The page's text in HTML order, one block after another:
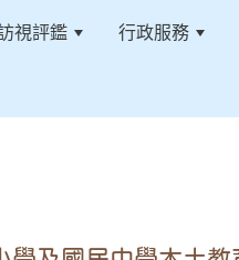
視評鑑 行政服務